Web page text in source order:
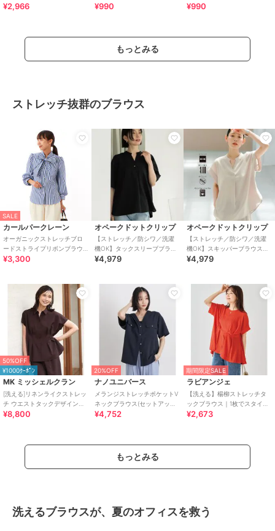
スする ドット柄袖タックブラ
¥2,966 ¥990 ¥990
もっとみる
ストレッチ抜群のブラウス
SALE
カールパークレーン
オーガニックストレッチブロ
ードストライプリボンブラウ
ス
¥3,300
オペークドットクリップ
【ストレッチ／防シワ／洗濯
機OK】タックスリーブブラウ
ス《SS～LL／6col／セットア
¥4,979
オペークドットクリップ
【ストレッチ／防シワ／洗濯
機OK】スキッパーブラウス
《SS～LL／5col／セットアッ
¥4,979
50%OFF
¥1000ｸｰﾎﾟﾝ
MK ミッシェルクラン
[洗える]リネンライクストレッ
チ ウエストタックデザイン衿
付きブラウス
¥8,800
20%OFF
ナノユニバース
メランジストレッチポケットV
ネックブラウス(セットアップ
可)
¥4,752
期間限定SALE
ラビアンジェ
【洗える】楊柳ストレッチタ
ックブラウス｜1枚でスタイル
アップ/美シルエット/ウエスト
¥2,673
もっとみる
洗えるブラウスが、夏のオフィスを救う